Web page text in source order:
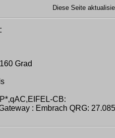
Diese Seite
Grad
CB:
: Embrach QRG: